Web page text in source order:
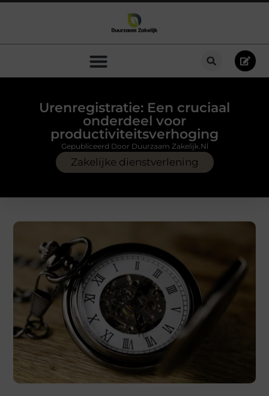
Urenregistratie: Een cruciaal
onderdeel voor
productiviteitsverhoging
Zakelijke dienstverlening
Gepubliceerd Door Duurzaam Zakelijk.nl